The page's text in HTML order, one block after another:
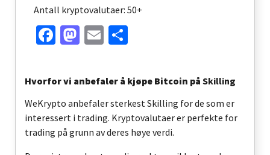
Antall kryptovalutaer: 50+
Facebook
Mastodon
Email
Hvorfor vi anbefaler å kjøpe Bitcoin på Skilling
WeKrypto anbefaler sterkest Skilling for de som er
interessert i trading. Kryptovalutaer er perfekte for
trading på grunn av deres høye verdi.